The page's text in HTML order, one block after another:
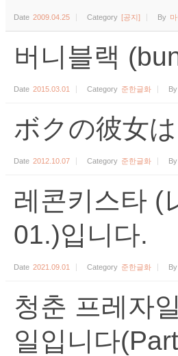
Date 2009.04.25 Category [공지] By
버니블랙
Date 2015.03.01 Category 준한글화 By
ボクの彼女
Date 2012.10.07 Category 준한글화 By
레콘키스타 (
01.)입니다.
Date 2021.09.01 Category 준한글화 By
청춘 프레자
일입니다